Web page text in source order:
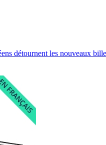
détournent les nouveaux